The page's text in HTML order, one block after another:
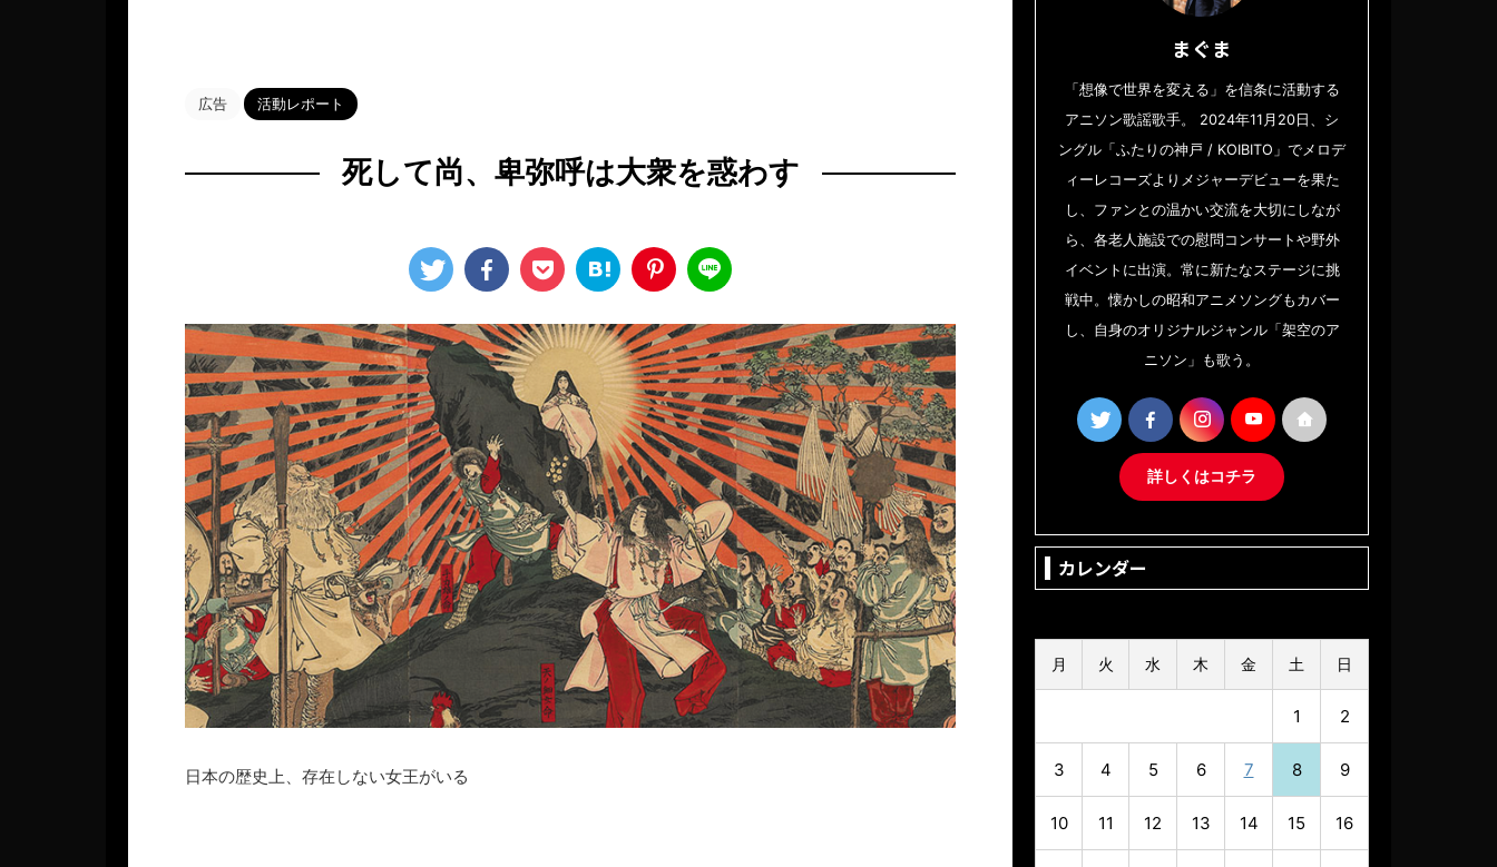
広告 活動レポート
死して尚、卑弥呼は大衆を惑わす
日本の歴史上、存在しない女王がいる
まぐま
「想像で世界を変える」を信条に活動する
アニソン歌謡歌手。 2024年11月20日、シ
ングル「ふたりの神戸 / KOIBITO」でメロデ
ィーレコーズよりメジャーデビューを果た
し、ファンとの温かい交流を大切にしなが
ら、各老人施設での慰問コンサートや野外
イベントに出演。常に新たなステージに挑
戦中。懐かしの昭和アニメソングもカバー
し、自身のオリジナルジャンル「架空のア
ニソン」も歌う。
詳しくはコチラ
カレンダー
月 火 水 木 金 土 日
1 2
3 4 5 6 7 8 9
10 11 12 13 14 15 16